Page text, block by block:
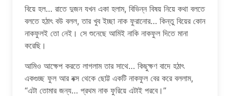
বিয়ে হল… রাতে দুজন যখন একা হলাম, বিভিন্ন বিষয় নিয়ে কথা বলতে
বলতে হঠাৎ বউ বলল, তার খুব ইচ্ছা নাক ফুরানোর… কিন্তু বিয়ের কোন
নাকফুলই তো নেই। সে শুনেছে আমিই নাকি নাকফুল দিতে মানা
করেছি।
আমিও আক্ষেপ করতে লাগলাম তার সাথে… কিছুক্ষণ বাদে হঠাৎ
একগুচ্ছ ফুল আর বক্স থেকে ছোট্ট একটি নাকফুল বের করে বললাম,
“এটা তোমার জন্য… প্রথম নাক ফুরিয়ে এটাই পরবে।”